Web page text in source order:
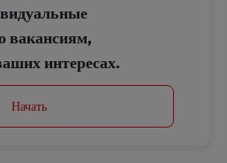
вакансиям,
интересах.
Начать